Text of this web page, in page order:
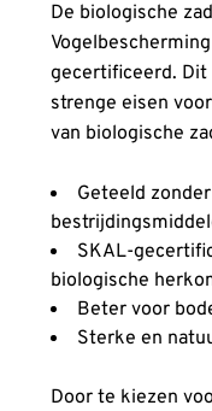
De biologische
gecertificeerd. Dit
strenge eisen
van biologische
Geteeld
SKAL-
biologische
Beter voor
Sterke en
Door te kiezen